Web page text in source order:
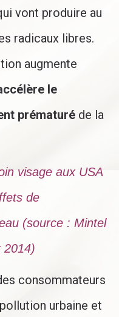
vont produire au
radicaux libres.
augmente
le
prématuré de la
visage aux USA
de
(source : Mintel
2014)
consommateurs
urbaine et